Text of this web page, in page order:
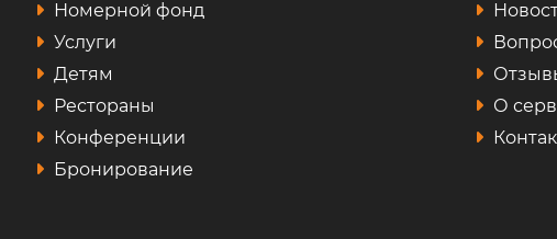
Номерной фонд
Услуги
Детям
Рестораны
Конференции
Бронирование
О